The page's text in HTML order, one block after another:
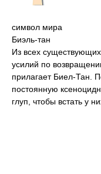
символ мира
Биэль-тан
Из всех
усилий по
прилагает Биел-Тан.
постоянную
глуп, чтобы встать у